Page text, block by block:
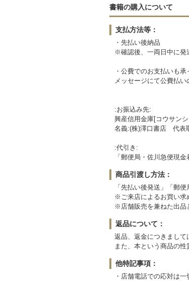
書籍の購入について
支払方法等：
・先払い後納品
※確認後、一両日中に発
・公費でのお支払いも
メッセージにて公費払い
:お振込み先:
興産信用金庫[コウサ
名義:(株)澤口書店 代表
:代引き:
「郵便局・佐川急便現
商品引渡し方法：
「先払い後発送」「郵
※ご来店によるお買い求
※店舗販売を兼ねた出品
返品について：
返品、返金につきまして
また、本という商品の
他特記事項：
・店舗電話での応対は一